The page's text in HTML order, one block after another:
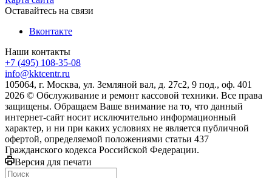
Оставайтесь на связи
Вконтакте
Наши контакты
+7 (495) 108-35-08
info@kktcentr.ru
105064, г. Москва, ул. Земляной вал, д. 27с2, 9 под., оф. 401
2026 © Обслуживание и ремонт кассовой техники. Все права
защищены. Обращаем Ваше внимание на то, что данный
интернет-сайт носит исключительно информационный
характер, и ни при каких условиях не является публичной
офертой, определяемой положениями статьи 437
Гражданского кодекса Российской Федерации.
Версия для печати